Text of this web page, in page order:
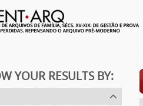
YOUR RESULTS BY: